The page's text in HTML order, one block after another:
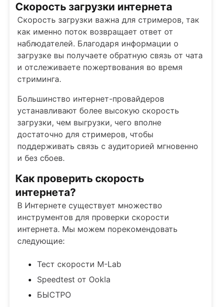
Скорость загрузки интернета
Скорость загрузки важна для стримеров, так
как именно поток возвращает ответ от
наблюдателей. Благодаря информации о
загрузке вы получаете обратную связь от чата
и отслеживаете пожертвования во время
стриминга.
Большинство интернет-провайдеров
устанавливают более высокую скорость
загрузки, чем выгрузки, чего вполне
достаточно для стримеров, чтобы
поддерживать связь с аудиторией мгновенно
и без сбоев.
Как проверить скорость
интернета?
В Интернете существует множество
инструментов для проверки скорости
интернета. Мы можем порекомендовать
следующие:
Тест скорости M-Lab
Speedtest от Ookla
БЫСТРО